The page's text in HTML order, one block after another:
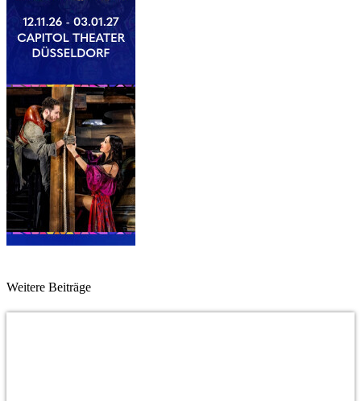
Weitere Beiträge